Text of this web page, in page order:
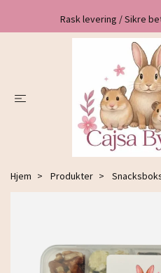
Rask levering / Sikre
Hjem Produkter